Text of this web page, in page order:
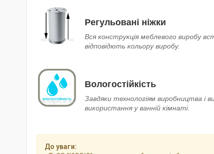
Регульовані ніжки
Вся конструкція меблевого виробу
відповідють кольору виробу.
Вологостійкість
Завдяки технологіям виробництва і
використання у ванній кімнаті.
До уваги: